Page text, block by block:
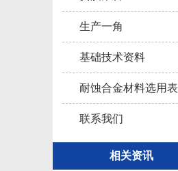
生产一角
基础技术资料
耐蚀合金材料选用表
联系我们
相关资讯